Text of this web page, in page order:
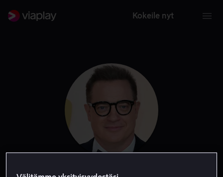
Kokeile nyt